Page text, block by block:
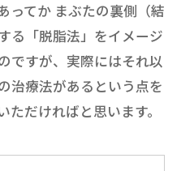
ってか まぶたの裏側（結
る「脱脂法」をイメージ
ですが、実際にはそれ以
治療法があるという点を
だければと思います。